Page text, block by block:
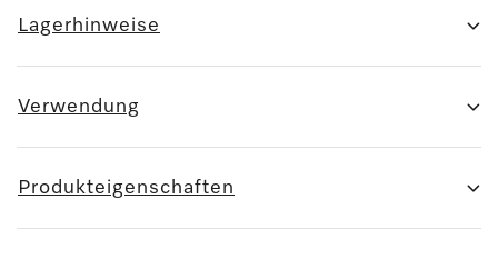
Lagerhinweise
Verwendung
Produkteigenschaften